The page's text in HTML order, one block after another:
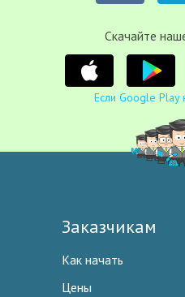
Cкачайте
Если Google Play
Заказчикам
Как начать
Цены